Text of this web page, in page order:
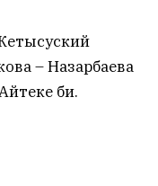
– Назарбаева
би.